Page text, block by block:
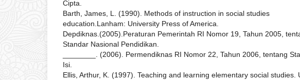
Cipta.
Barth, James, L. (1990). Methods of instruction in social studies
education.Lanham: University Press of America.
Depdiknas.(2005).Peraturan Pemerintah RI Nomor 19, Tahun 2005,
Standar Nasional Pendidikan.
________. (2006). Permendiknas RI Nomor 22, Tahun 2006, tentang
Isi.
Ellis, Arthur, K. (1997). Teaching and learning elementary social studies.